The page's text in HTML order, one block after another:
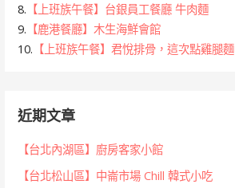
8. 【上班族午餐】台銀員工餐廳 牛肉麵
9. 【鹿港餐廳】木生海鮮會館
10. 【上班族午餐】君悅排骨，這次點雞腿麵
近期文章
【台北內湖區】廚房客家小館
【台北松山區】中崙市場 Chill 韓式小吃